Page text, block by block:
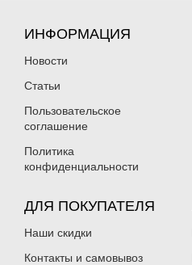
ИНФОРМАЦИЯ
Новости
Статьи
Пользовательское
соглашение
Политика
конфиденциальности
ДЛЯ ПОКУПАТЕЛЯ
Наши скидки
Контакты и самовывоз